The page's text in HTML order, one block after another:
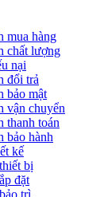
mua hàng
chất lượng
nại
đổi trả
bảo mật
vận chuyển
thanh toán
bảo hành
kế
bị
đặt
trì